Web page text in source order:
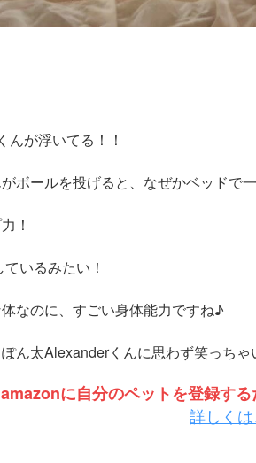
んが浮いてる！！
ボールを投げると、なぜかベッドで
！
ているみたい！
なのに、すごい身体能力ですね♪
ん太Alexanderくんに思わず笑っち
に自分のペットを登録す
詳しく